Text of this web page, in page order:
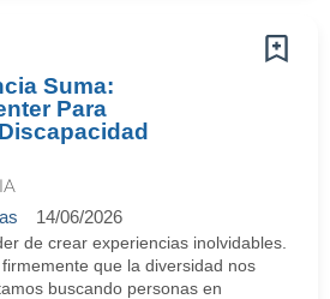
Suma:
Para
14/06/2026
de crear experiencias inolvidables.
que la diversidad nos
buscando personas en